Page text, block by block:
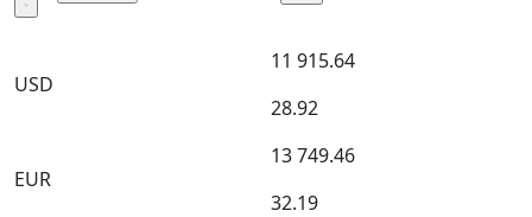
USD
11 915.64
28.92
EUR
13 749.46
32.19